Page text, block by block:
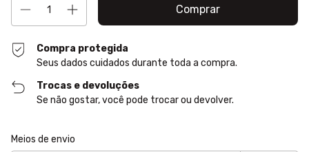
Compra protegida
Seus dados cuidados durante toda a compra.
Trocas e devoluções
Se não gostar, você pode trocar ou devolver.
Entregas para o CEP:
Meios de envio